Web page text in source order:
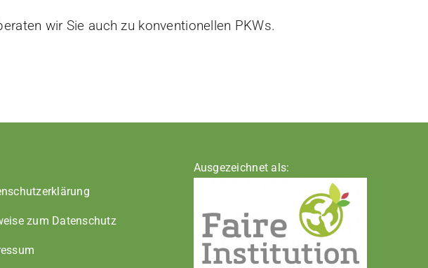
wir Sie auch zu konventionellen PKWs.
zum Datenschutz
Ausgezeichnet als: